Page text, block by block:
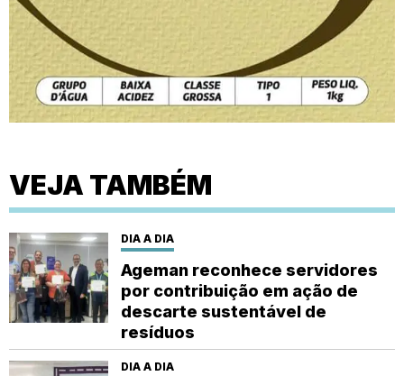
VEJA TAMBÉM
DIA A DIA
Ageman reconhece servidores
por contribuição em ação de
descarte sustentável de
resíduos
DIA A DIA